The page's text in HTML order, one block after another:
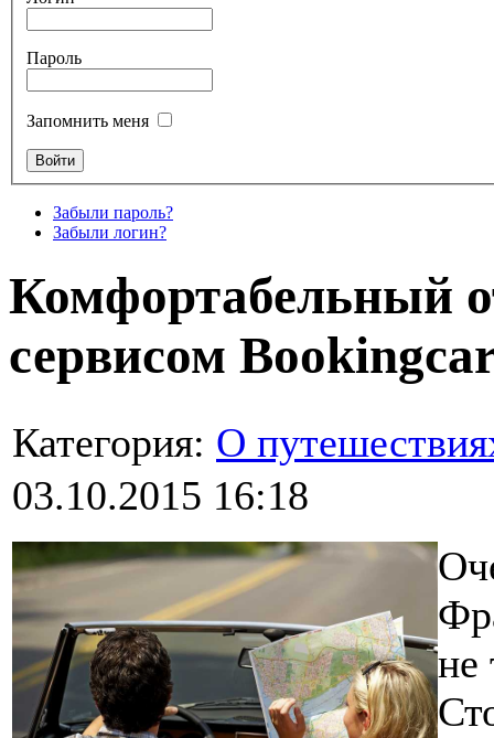
Пароль
Запомнить меня
Забыли пароль?
Забыли логин?
Комфортабельный
сервисом
Категория: О
03.10.2015 16:18
не